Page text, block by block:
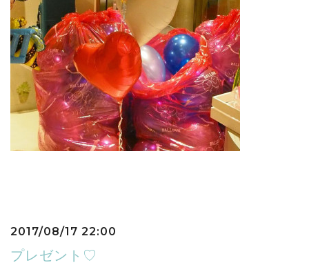
2017/08/17 22:00
プレゼント♡